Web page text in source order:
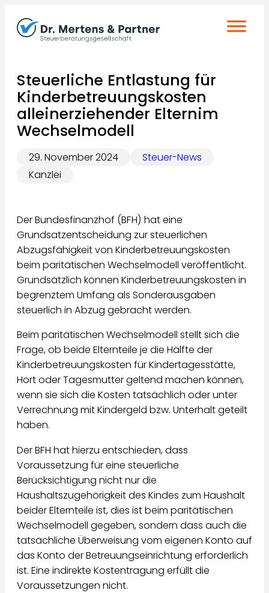
Inhalt
springen
Steuerliche Entlastung für
Kinderbetreuungskosten
alleinerziehender Elternim
Wechselmodell
29. November 2024
Steuer-News
Kanzlei
Der Bundesfinanzhof (BFH) hat eine
Grundsatzentscheidung zur steuerlichen
Abzugsfähigkeit von Kinderbetreuungskosten
beim paritätischen Wechselmodell veröffentlicht.
Grundsätzlich können Kinderbetreuungskosten in
begrenztem Umfang als Sonderausgaben
steuerlich in Abzug gebracht werden.
Beim paritätischen Wechselmodell stellt sich die
Frage, ob beide Elternteile je die Hälfte der
Kinderbetreuungskosten für Kindertagesstätte,
Hort oder Tagesmutter geltend machen können,
wenn sie sich die Kosten tatsächlich oder unter
Verrechnung mit Kindergeld bzw. Unterhalt geteilt
haben.
Der BFH hat hierzu entschieden, dass
Voraussetzung für eine steuerliche
Berücksichtigung nicht nur die
Haushaltszugehörigkeit des Kindes zum Haushalt
beider Elternteile ist, dies ist beim paritätischen
Wechselmodell gegeben, sondern dass auch die
tatsächliche Überweisung vom eigenen Konto auf
das Konto der Betreuungseinrichtung erforderlich
ist. Eine indirekte Kostentragung erfüllt die
Voraussetzungen nicht.